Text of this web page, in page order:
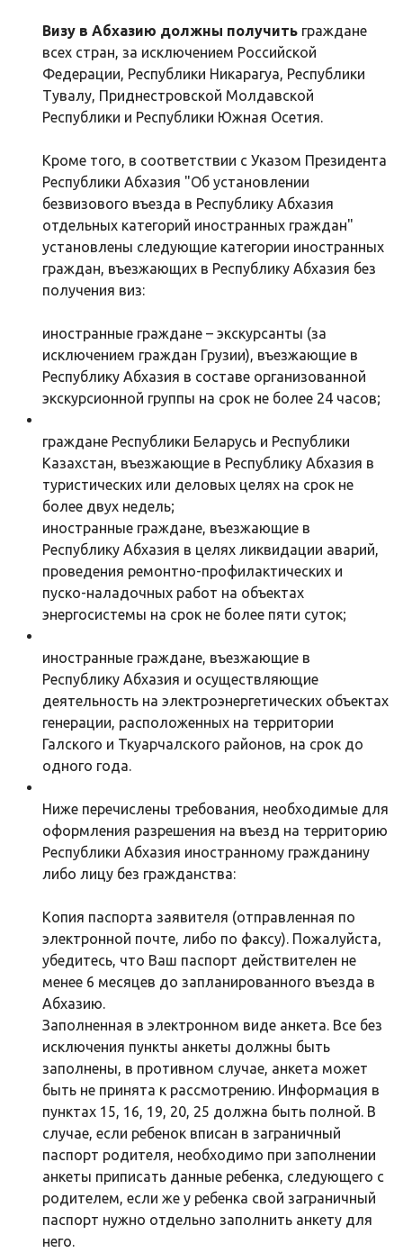
Визу в Абхазию должны получить граждане
всех стран, за исключением Российской
Федерации, Республики Никарагуа, Республики
Тувалу, Приднестровской Молдавской
Республики и Республики Южная Осетия.
Кроме того, в соответствии с Указом Президента
Республики Абхазия "Об установлении
безвизового въезда в Республику Абхазия
отдельных категорий иностранных граждан"
установлены следующие категории иностранных
граждан, въезжающих в Республику Абхазия без
получения виз:
иностранные граждане – экскурсанты (за
исключением граждан Грузии), въезжающие в
Республику Абхазия в составе организованной
экскурсионной группы на срок не более 24 часов;
граждане Республики Беларусь и Республики
Казахстан, въезжающие в Республику Абхазия в
туристических или деловых целях на срок не
более двух недель;
иностранные граждане, въезжающие в
Республику Абхазия в целях ликвидации аварий,
проведения ремонтно-профилактических и
пуско-наладочных работ на объектах
энергосистемы на срок не более пяти суток;
иностранные граждане, въезжающие в
Республику Абхазия и осуществляющие
деятельность на электроэнергетических объектах
генерации, расположенных на территории
Галского и Ткуарчалского районов, на срок до
одного года.
Ниже перечислены требования, необходимые для
оформления разрешения на въезд на территорию
Республики Абхазия иностранному гражданину
либо лицу без гражданства:
Копия паспорта заявителя (отправленная по
электронной почте, либо по факсу). Пожалуйста,
убедитесь, что Ваш паспорт действителен не
менее 6 месяцев до запланированного въезда в
Абхазию.
Заполненная в электронном виде анкета. Все без
исключения пункты анкеты должны быть
заполнены, в противном случае, анкета может
быть не принята к рассмотрению. Информация в
пунктах 15, 16, 19, 20, 25 должна быть полной. В
случае, если ребенок вписан в заграничный
паспорт родителя, необходимо при заполнении
анкеты приписать данные ребенка, следующего с
родителем, если же у ребенка свой заграничный
паспорт нужно отдельно заполнить анкету для
него.